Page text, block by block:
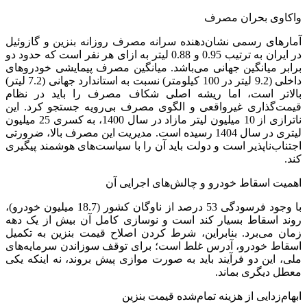
واکاوی بحران مصرف
آمارهای رسمی نشان‌دهنده سرانه مصرف روزانه بنزین و گازوئیل
در ایران به ترتیب 0.95 و 0.88 لیتر به ازای هر نفر است که حدود دو
برابر میانگین جهانی می‌باشد. میانگین مصرف پیمایشی خودروهای
داخلی (9.2 لیتر در 100 کیلومتر) نسبت به استاندارد جهانی (7.2 لیتر)
بالاتر است، اما ریشه اصلی شکاف مصرف را باید در نظام
قیمت‌گذاری غیرواقعی و الگوی مصرف بی‌رویه جستجو کرد. این
ناترازی از 10 میلیون لیتر مازاد در سال 1400، به کسری 25 میلیون
لیتری در سال 1404 رسیده است. مدیریت این مصرف بالا، ضرورتی
اجتناب‌ناپذیر است و دولت باید آن را با سیاست‌های هوشمند پیگیری
کند.
اهمیت اسقاط خودرو و چالش‌های اجرایی آن
با وجود فرسودگی 53 درصد از ناوگان کشور (18.7 میلیون خودرو)،
روند اسقاط بسیار کند است و نوسازی کامل آن بیش از یک دهه
زمان می‌برد. بنابراین، شرط کردن اصلاح قیمت بنزین به تکمیل
اسقاط خودرو، آدرس غلط است؛ برای توقف سوزاندن سرمایه‌های
ملی، این دو فرآیند باید به صورت موازی پیش بروند، نه اینکه یکی
معطل دیگری بماند.
ابهام‌زدایی از هزینه تمام‌شده قیمت بنزین